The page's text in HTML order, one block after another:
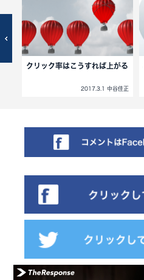
クリック率はこうすれば上がる
2017.3.1 中谷佳正